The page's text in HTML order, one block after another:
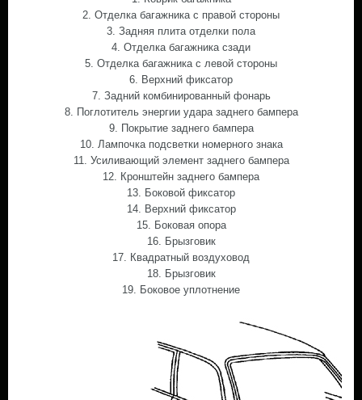
2. Отделка багажника с правой стороны
3. Задняя плита отделки пола
4. Отделка багажника сзади
5. Отделка багажника с левой стороны
6. Верхний фиксатор
7. Задний комбинированный фонарь
8. Поглотитель энергии удара заднего бампера
9. Покрытие заднего бампера
10. Лампочка подсветки номерного знака
11. Усиливающий элемент заднего бампера
12. Кронштейн заднего бампера
13. Боковой фиксатор
14. Верхний фиксатор
15. Боковая опора
16. Брызговик
17. Квадратный воздуховод
18. Брызговик
19. Боковое уплотнение